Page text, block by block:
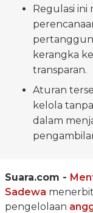
Regulasi ini
kerangka
transparan.
Aturan
kelola
dalam
Suara.com -
Sadewa
pengelolaan